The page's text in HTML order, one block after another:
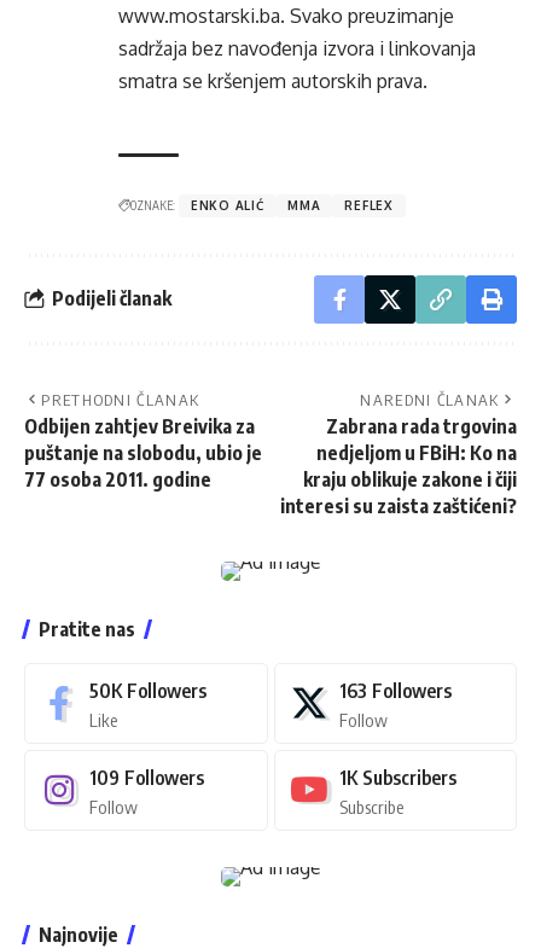
www.mostarski.ba. Svako preuzimanje
sadržaja bez navođenja izvora i linkovanja
smatra se kršenjem autorskih prava.
OZNAKE: ENKO ALIĆ MMA REFLEX
Podijeli članak
PRETHODNI ČLANAK
Odbijen zahtjev Breivika za
puštanje na slobodu, ubio je
77 osoba 2011. godine
NAREDNI ČLANAK
Zabrana rada trgovina
nedjeljom u FBiH: Ko na
kraju oblikuje zakone i čiji
interesi su zaista zaštićeni?
Pratite nas
50K Followers
Like
163 Followers
Follow
109 Followers
Follow
1K Subscribers
Subscribe
Najnovije